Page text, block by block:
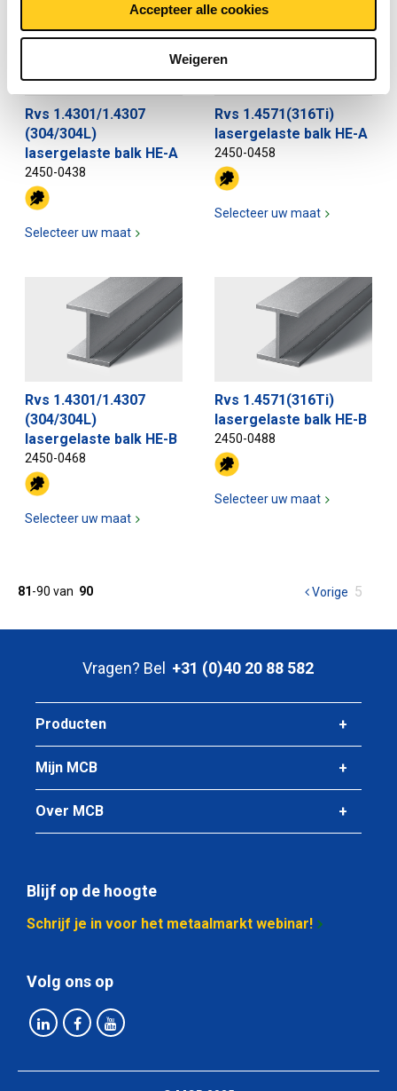
Accepteer alle cookies
Weigeren
Rvs 1.4301/1.4307
(304/304L)
lasergelaste balk HE-A
2450-0438
Selecteer uw maat
Rvs 1.4571(316Ti)
lasergelaste balk HE-A
2450-0458
Selecteer uw maat
Rvs 1.4301/1.4307
(304/304L)
lasergelaste balk HE-B
2450-0468
Selecteer uw maat
Rvs 1.4571(316Ti)
lasergelaste balk HE-B
2450-0488
Selecteer uw maat
81-90 van 90 Vorige pagina
U
5
Vragen? Bel +31 (0)40 20 88 582
Producten
Mijn MCB
Over MCB
Blijf op de hoogte
Schrijf je in voor het metaalmarkt webinar!
Volg ons op